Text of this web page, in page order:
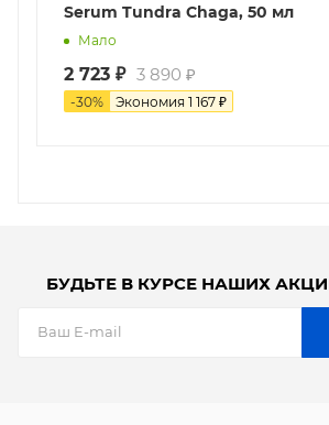
Serum Tundra Chaga, 50 мл
Мало
2 723 ₽ 3 890 ₽
-30% Экономия 1 167 ₽
БУДЬТЕ В КУРСЕ НАШИХ